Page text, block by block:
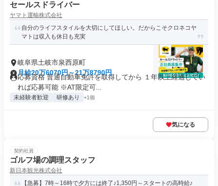
セールスドライバー
ヤマト運輸株式会社
自分のライフスタイルを大切にしてほしい。だからこそクロネコヤ
マトは収入も休日も充実
岐阜県土岐市泉西原町
月給20万6070円～21万8790円
応募資格 普通自動車免許を取得してから １年以上経過してい
れば応募可能 ※AT限定可...
未経験者歓迎 研修あり +1個
気になる
契約社員
ゴルフ場の調理スタッフ
新日本観光株式会社
【急募】7時～16時で夕方には終了♪1,350円～スタートの高時給♪